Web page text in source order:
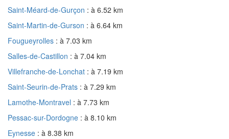
Saint-Méard-de-Gurçon : à 6.52 km
Saint-Martin-de-Gurson : à 6.64 km
Fougueyrolles : à 7.03 km
Salles-de-Castillon : à 7.04 km
Villefranche-de-Lonchat : à 7.19 km
Saint-Seurin-de-Prats : à 7.29 km
Lamothe-Montravel : à 7.73 km
Pessac-sur-Dordogne : à 8.10 km
Eynesse : à 8.38 km